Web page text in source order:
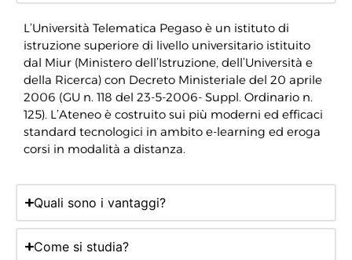
L’Università Telematica Pegaso è un istituto di
istruzione superiore di livello universitario istituito
dal Miur (Ministero dell’Istruzione, dell’Università e
della Ricerca) con Decreto Ministeriale del 20 aprile
2006 (GU n. 118 del 23-5-2006- Suppl. Ordinario n.
125). L’Ateneo è costruito sui più moderni ed efficaci
standard tecnologici in ambito e-learning ed eroga
corsi in modalità a distanza.
Quali sono i vantaggi?
Come si studia?